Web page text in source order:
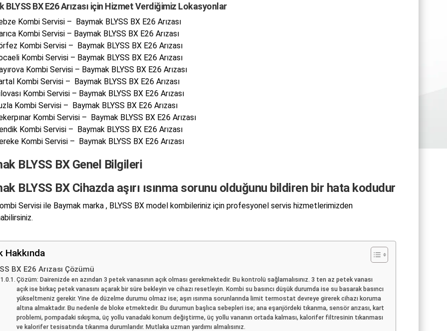
BLYSS BX E26 Arızası için Hizmet Verdiğimiz Lokasyonlar
Kombi Servisi – Baymak BLYSS BX E26 Arızası
Kombi Servisi – Baymak BLYSS BX E26 Arızası
Kombi Servisi – Baymak BLYSS BX E26 Arızası
Kombi Servisi – Baymak BLYSS BX E26 Arızası
Kombi Servisi – Baymak BLYSS BX E26 Arızası
Kombi Servisi – Baymak BLYSS BX E26 Arızası
Kombi Servisi – Baymak BLYSS BX E26 Arızası
Kombi Servisi – Baymak BLYSS BX E26 Arızası
Kombi Servisi – Baymak BLYSS BX E26 Arızası
Kombi Servisi – Baymak BLYSS BX E26 Arızası
Kombi Servisi – Baymak BLYSS BX E26 Arızası
BLYSS BX Genel Bilgileri
BLYSS BX Cihazda aşırı ısınma sorunu olduğunu bildiren bir hata kodudur
Servisi ile Baymak marka , BLYSS BX model kombileriniz için profesyonel servis hizmetlerimizden
Hakkında
BX E26 Arızası Çözümü
Çözüm: Dairenizde en azından 3 petek vanasının açık olması gerekmektedir. Bu kontrolü sağlamalısınız. 3 ten az petek vanası
açık ise birkaç petek vanasını açarak bir süre bekleyin ve cihazı resetleyin. Kombi su basıncı düşük durumda ise su basarak basıncı
yükseltmeniz gerekir. Yine de düzelme durumu olmaz ise; aşırı ısınma sorunlarında limit termostat devreye girerek cihazı koruma
altına almaktadır. Bu nedenle de bloke etmektedir. Bu durumun başlıca sebepleri ise; ana eşanjördeki tıkanma, sensör arızası, kart
problemi, pompadaki sıkışma, üç yollu vanadaki konum değiştirme, üç yollu vananın ortada kalması, kalorifer filtresinin tıkanması
ve kalorifer tesisatında tıkanma durumlarıdır. Mutlaka uzman yardımı almalısınız.